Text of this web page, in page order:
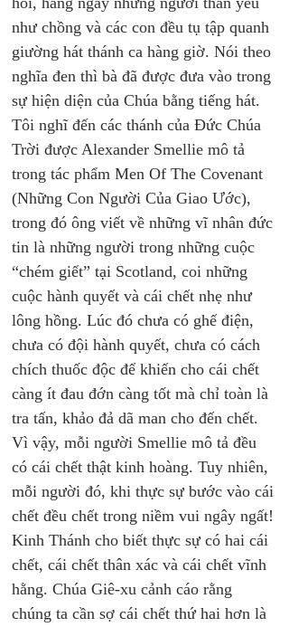
như chồng và các con đều tụ tập quanh
giường hát thánh ca hàng giờ. Nói theo
nghĩa đen thì bà đã được đưa vào trong
sự hiện diện của Chúa bằng tiếng hát.
Tôi nghĩ đến các thánh của Đức Chúa
Trời được Alexander Smellie mô tả
trong tác phẩm Men Of The Covenant
(Những Con Người Của Giao Ước),
trong đó ông viết về những vĩ nhân đức
tin là những người trong những cuộc
“chém giết” tại Scotland, coi những
cuộc hành quyết và cái chết nhẹ như
lông hồng. Lúc đó chưa có ghế điện,
chưa có đội hành quyết, chưa có cách
chích thuốc độc để khiến cho cái chết
càng ít đau đớn càng tốt mà chỉ toàn là
tra tấn, khảo đả dã man cho đến chết.
Vì vậy, mỗi người Smellie mô tả đều
có cái chết thật kinh hoàng. Tuy nhiên,
mỗi người đó, khi thực sự bước vào cái
chết đều chết trong niềm vui ngây ngất!
Kinh Thánh cho biết thực sự có hai cái
chết, cái chết thân xác và cái chết vĩnh
hằng. Chúa Giê-xu cảnh cáo rằng
chúng ta cần sợ cái chết thứ hai hơn là